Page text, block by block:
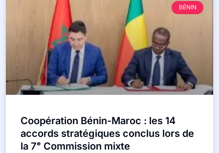
BÉNIN
Coopération Bénin-Maroc : les 14
accords stratégiques conclus lors de
la 7ᵉ Commission mixte